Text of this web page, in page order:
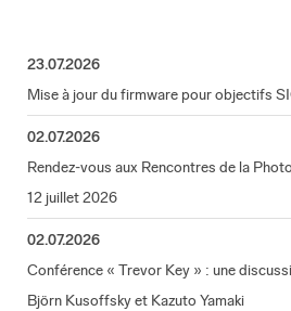
23.07.2026
Mise à jour du firmware pour objectifs
02.07.2026
Rendez-vous aux Rencontres de la
12 juillet 2026
02.07.2026
Conférence « Trevor Key » : une
Björn Kusoffsky et Kazuto Yamaki